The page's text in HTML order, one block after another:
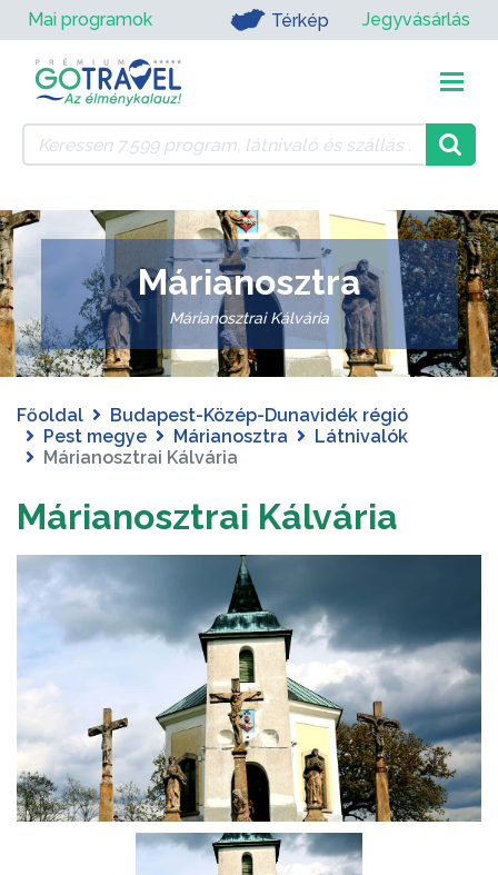
Mai programok Térkép Jegyvásárlás
Márianosztra
Márianosztrai Kálvária
Főoldal
Budapest-Közép-Dunavidék régió
Pest megye
Márianosztra
Látnivalók
Márianosztrai Kálvária
Márianosztrai Kálvária